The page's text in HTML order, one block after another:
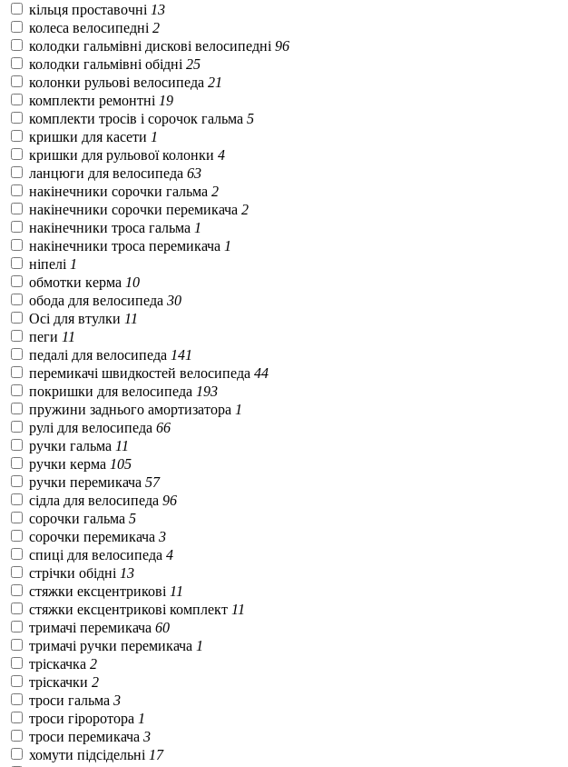
кільця проставочні 13
колеса велосипедні 2
колодки гальмівні дискові велосипедні 96
колодки гальмівні обідні 25
колонки рульові велосипеда 21
комплекти ремонтні 19
комплекти тросів і сорочок гальма 5
кришки для касети 1
кришки для рульової колонки 4
ланцюги для велосипеда 63
накінечники сорочки гальма 2
накінечники сорочки перемикача 2
накінечники троса гальма 1
накінечники троса перемикача 1
ніпелі 1
обмотки керма 10
обода для велосипеда 30
Осі для втулки 11
пеги 11
педалі для велосипеда 141
перемикачі швидкостей велосипеда 44
покришки для велосипеда 193
пружини заднього амортизатора 1
рулі для велосипеда 66
ручки гальма 11
ручки керма 105
ручки перемикача 57
сідла для велосипеда 96
сорочки гальма 5
сорочки перемикача 3
спиці для велосипеда 4
стрічки обідні 13
стяжки ексцентрикові 11
стяжки ексцентрикові комплект 11
тримачі перемикача 60
тримачі ручки перемикача 1
тріскачка 2
тріскачки 2
троси гальма 3
троси гіроротора 1
троси перемикача 3
хомути підсідельні 17